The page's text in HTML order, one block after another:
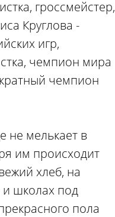
гроссмейстер,
Круглова -
игр,
чемпион мира
чемпион
не мелькает в
им происходит
хлеб, на
и школах под
пола